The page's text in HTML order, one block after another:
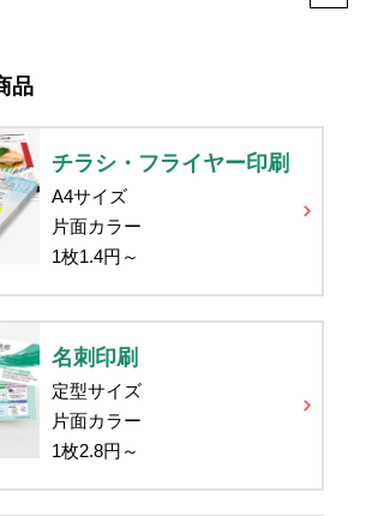
品
チラシ・フライヤー印刷
A4サイズ
片面カラー
1枚1.4円～
名刺印刷
定型サイズ
片面カラー
1枚2.8円～